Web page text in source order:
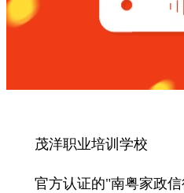
茂洋职业培训学校
官方认证的"南粤家政信